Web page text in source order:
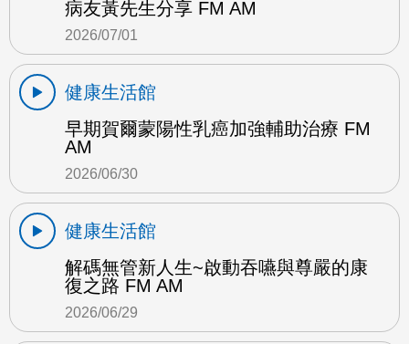
病友黃先生分享 FM AM
2026/07/01
健康生活館
早期賀爾蒙陽性乳癌加強輔助治療 FM
AM
2026/06/30
健康生活館
解碼無管新人生~啟動吞嚥與尊嚴的康
復之路 FM AM
2026/06/29